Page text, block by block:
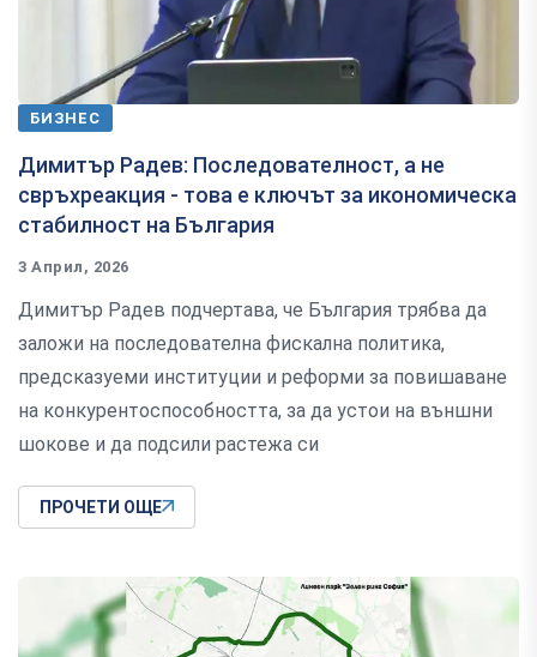
БИЗНЕС
Димитър Радев: Последователност, а не
свръхреакция - това е ключът за икономическа
стабилност на България
3 Април, 2026
Димитър Радев подчертава, че България трябва да
заложи на последователна фискална политика,
предсказуеми институции и реформи за повишаване
на конкурентоспособността, за да устои на външни
шокове и да подсили растежа си
ПРОЧЕТИ ОЩЕ